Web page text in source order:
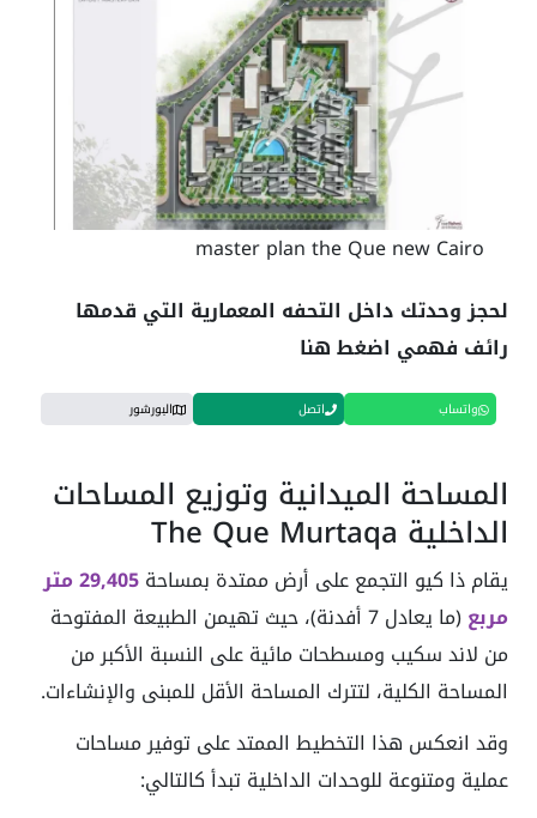
master plan the Que new Cairo
لحجز وحدتك داخل التحفه المعمارية التي قدمها
رائف فهمي اضغط هنا
واتساب اتصل البورشور
المساحة الميدانية وتوزيع المساحات
الداخلية The Que Murtaqa
يقام ذا كيو التجمع على أرض ممتدة بمساحة
29,405 متر
مربع
(ما يعادل 7 أفدنة)، حيث تهيمن الطبيعة المفتوحة
من لاند سكيب ومسطحات مائية على النسبة الأكبر من
المساحة الكلية، لتترك المساحة الأقل للمبنى والإنشاءات.
وقد انعكس هذا التخطيط الممتد على توفير مساحات
عملية ومتنوعة للوحدات الداخلية تبدأ كالتالي: